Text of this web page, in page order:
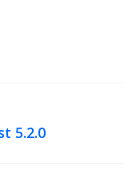
5.2.0